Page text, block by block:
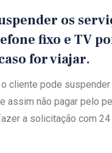
os
fixo e TV
for viajar.
cliente pode
assim não pagar pelo
a solicitação com 24